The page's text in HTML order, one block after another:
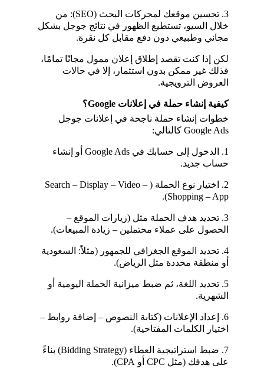
3. تحسين موقعك لمحركات البحث (SEO): من
خلال السيو، تستطيع الظهور في نتائج جوجل بشكل
مجاني وطبيعي دون دفع مقابل كل نقرة.
لكن إذا كنت تقصد إطلاق إعلان ممول مجانًا تمامًا،
فذلك غير ممكن بدون استثمار، إلا في حالات
العروض الترويجية.
كيفية إنشاء حملة في إعلانات Google؟
خطوات إنشاء حملة ناجحة في إعلانات جوجل
Google Ads كالتالي:
1. الدخول إلى حسابك في Google Ads أو إنشاء
حساب جديد.
2. اختيار نوع الحملة (Search – Display – Video –
Shopping – App).
3. تحديد هدف الحملة مثل (زيارات الموقع –
الحصول على عملاء محتملين – زيادة المبيعات).
4. تحديد الموقع الجغرافي للجمهور (مثلاً: السعودية
أو منطقة محددة مثل الرياض).
5. تحديد اللغة، ثم ضبط ميزانية الحملة اليومية أو
الشهرية.
6. إعداد الإعلانات (كتابة النصوص – إضافة روابط –
اختيار الكلمات المفتاحية).
7. ضبط استراتيجية العطاء (Bidding Strategy) بناءً
على هدفك (مثل CPC أو CPA).